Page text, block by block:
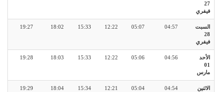
27
فيفري
السبت
28
فيفري
04:57
05:07
12:22
15:33
18:02
19:27
الأحد
01
مارس
04:56
05:06
12:22
15:33
18:03
19:28
الاثنين
04:54
05:04
12:21
15:34
18:04
19:29